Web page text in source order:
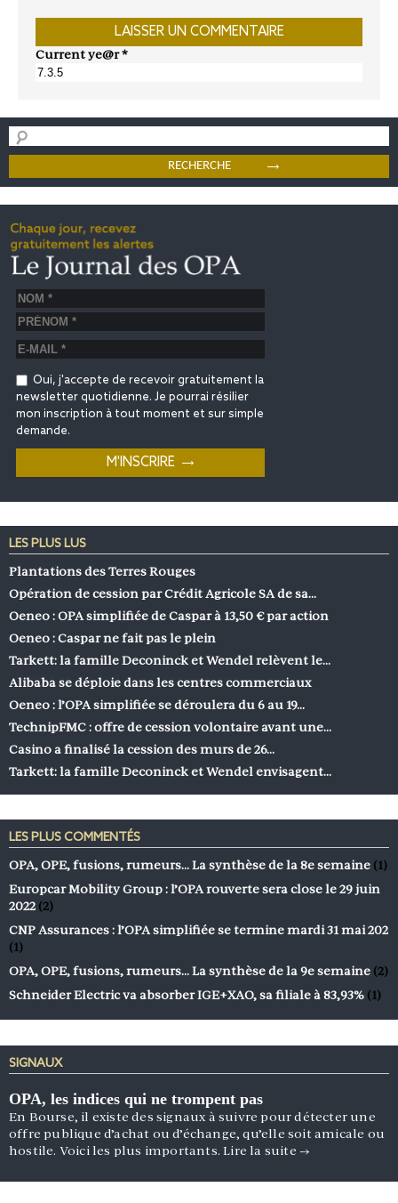
Current ye@r*
Oui, j'accepte de recevoir gratuitement la
newsletter quotidienne. Je pourrai résilier
mon inscription à tout moment et sur simple
demande.
LES PLUS LUS
Plantations des Terres Rouges
Opération de cession par Crédit Agricole SA de sa…
Oeneo : OPA simplifiée de Caspar à 13,50 € par action
Oeneo : Caspar ne fait pas le plein
Tarkett: la famille Deconinck et Wendel relèvent le…
Alibaba se déploie dans les centres commerciaux
Oeneo : l’OPA simplifiée se déroulera du 6 au 19…
TechnipFMC : offre de cession volontaire avant une…
Casino a finalisé la cession des murs de 26…
Tarkett: la famille Deconinck et Wendel envisagent…
LES PLUS COMMENTÉS
OPA, OPE, fusions, rumeurs… La synthèse de la 8e semaine (1)
Europcar Mobility Group : l’OPA rouverte sera close le 29 juin
2022 (2)
CNP Assurances : l’OPA simplifiée se termine mardi 31 mai 202
(1)
OPA, OPE, fusions, rumeurs… La synthèse de la 9e semaine (2)
Schneider Electric va absorber IGE+XAO, sa filiale à 83,93% (1)
SIGNAUX
OPA, les indices qui ne trompent pas
En Bourse, il existe des signaux à suivre pour détecter une
offre publique d’achat ou d’échange, qu’elle soit amicale ou
hostile. Voici les plus importants.Lire la suite →